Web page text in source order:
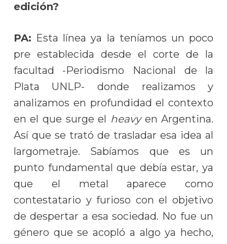
edición?
PA: Esta línea ya la teníamos un poco
pre establecida desde el corte de la
facultad -Periodismo Nacional de la
Plata UNLP- donde realizamos y
analizamos en profundidad el contexto
en el que surge el heavyen Argentina.
Así que se trató de trasladar esa idea al
largometraje. Sabíamos que es un
punto fundamental que debía estar, ya
que el metal aparece como
contestatario y furioso con el objetivo
de despertar a esa sociedad. No fue un
género que se acopló a algo ya hecho,